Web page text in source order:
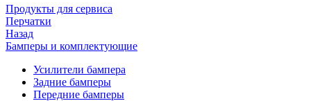
Продукты для сервиса
Перчатки
Назад
Бамперы и комплектующие
Усилители бампера
Задние бамперы
Передние бамперы